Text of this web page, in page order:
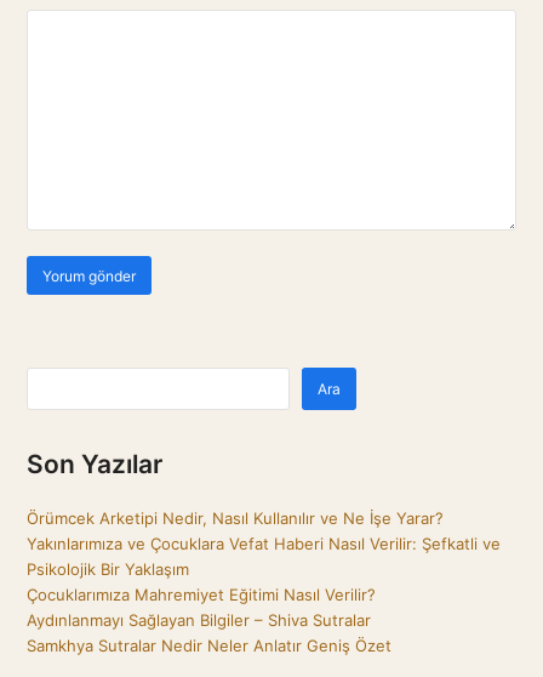
Ara
Son Yazılar
Örümcek Arketipi Nedir, Nasıl Kullanılır ve Ne İşe Yarar?
Yakınlarımıza ve Çocuklara Vefat Haberi Nasıl Verilir: Şefkatli ve
Psikolojik Bir Yaklaşım
Çocuklarımıza Mahremiyet Eğitimi Nasıl Verilir?
Aydınlanmayı Sağlayan Bilgiler – Shiva Sutralar
Samkhya Sutralar Nedir Neler Anlatır Geniş Özet